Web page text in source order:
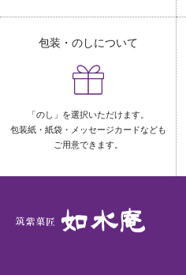
包装・のしについて
「のし」を選択いただけます。
包装紙・紙袋・メッセージカードなども
ご用意できます。